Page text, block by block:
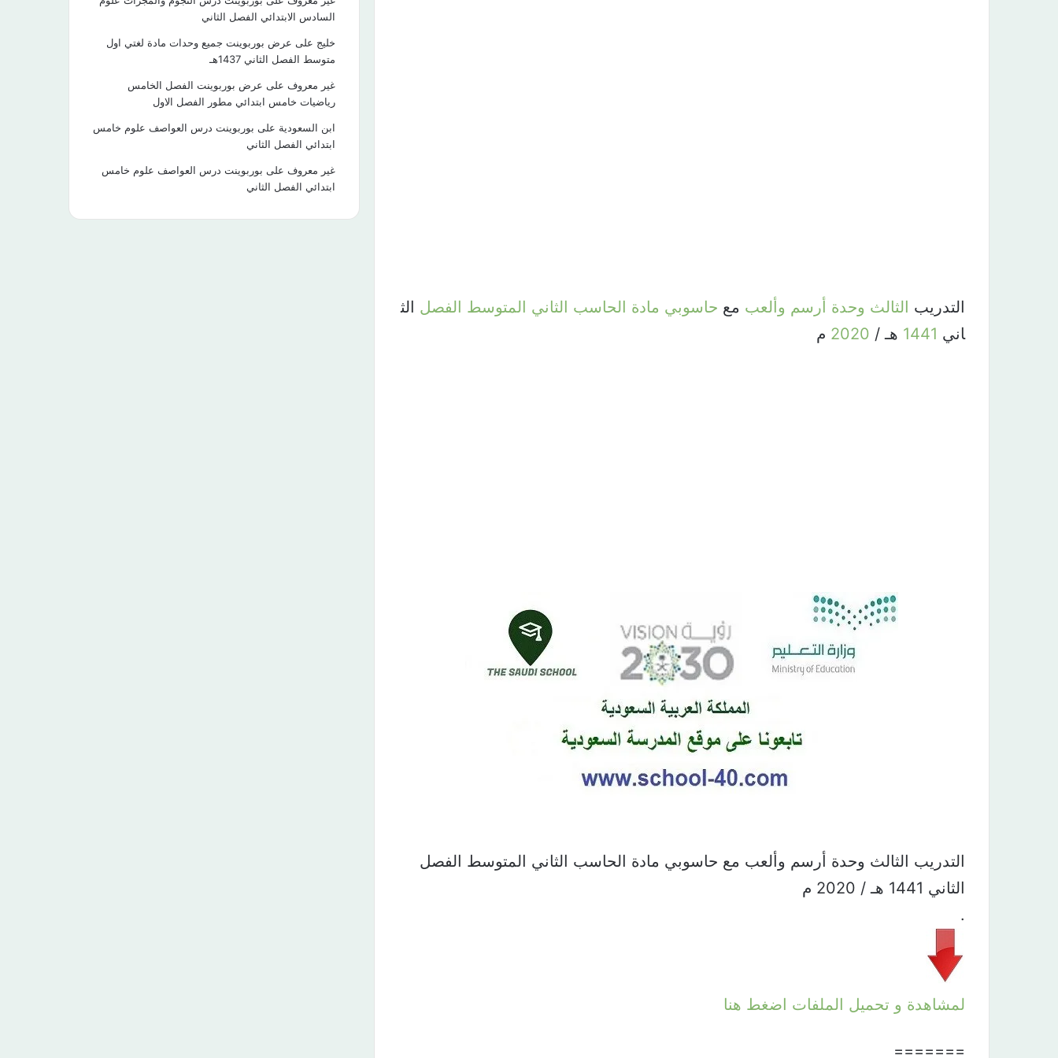
التدريب الثالث وحدة أرسم وألعب مع حاسوبي مادة الحاسب الثاني المتوسط الفصل الث
اني 1441 هـ / 2020 م
التدريب الثالث وحدة أرسم وألعب مع حاسوبي مادة الحاسب الثاني المتوسط الفصل
الثاني 1441 هـ / 2020 م
.
لمشاهدة و تحميل الملفات اضغط هنا
=======
السادس الابتدائي الفصل الثاني
خليج على عرض بوربوينت جميع وحدات مادة لغتي اول
متوسط الفصل الثاني 1437هـ
غير معروف على عرض بوربوينت الفصل الخامس
رياضيات خامس ابتدائي مطور الفصل الاول
ابن السعودية على بوربوينت درس العواصف علوم خامس
ابتدائي الفصل الثاني
غير معروف على بوربوينت درس العواصف علوم خامس
ابتدائي الفصل الثاني